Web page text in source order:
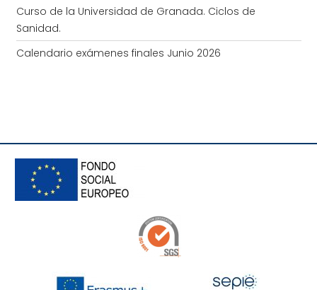
Curso de la Universidad de Granada. Ciclos de
Sanidad.
Calendario exámenes finales Junio 2026